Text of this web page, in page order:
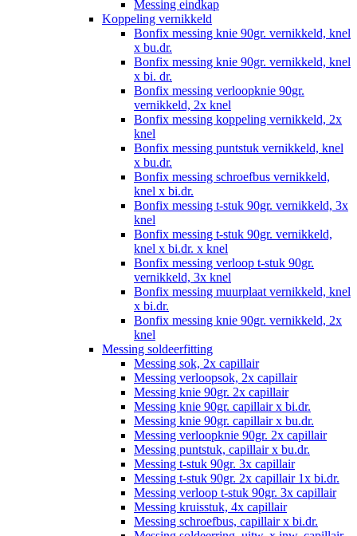
Messing eindkap
Koppeling vernikkeld
Bonfix messing knie 90gr. vernikkeld, knel
x bu.dr.
Bonfix messing knie 90gr. vernikkeld, knel
x bi. dr.
Bonfix messing verloopknie 90gr.
vernikkeld, 2x knel
Bonfix messing koppeling vernikkeld, 2x
knel
Bonfix messing puntstuk vernikkeld, knel
x bu.dr.
Bonfix messing schroefbus vernikkeld,
knel x bi.dr.
Bonfix messing t-stuk 90gr. vernikkeld, 3x
knel
Bonfix messing t-stuk 90gr. vernikkeld,
knel x bi.dr. x knel
Bonfix messing verloop t-stuk 90gr.
vernikkeld, 3x knel
Bonfix messing muurplaat vernikkeld, knel
x bi.dr.
Bonfix messing knie 90gr. vernikkeld, 2x
knel
Messing soldeerfitting
Messing sok, 2x capillair
Messing verloopsok, 2x capillair
Messing knie 90gr. 2x capillair
Messing knie 90gr. capillair x bi.dr.
Messing knie 90gr. capillair x bu.dr.
Messing verloopknie 90gr. 2x capillair
Messing puntstuk, capillair x bu.dr.
Messing t-stuk 90gr. 3x capillair
Messing t-stuk 90gr. 2x capillair 1x bi.dr.
Messing verloop t-stuk 90gr. 3x capillair
Messing kruisstuk, 4x capillair
Messing schroefbus, capillair x bi.dr.